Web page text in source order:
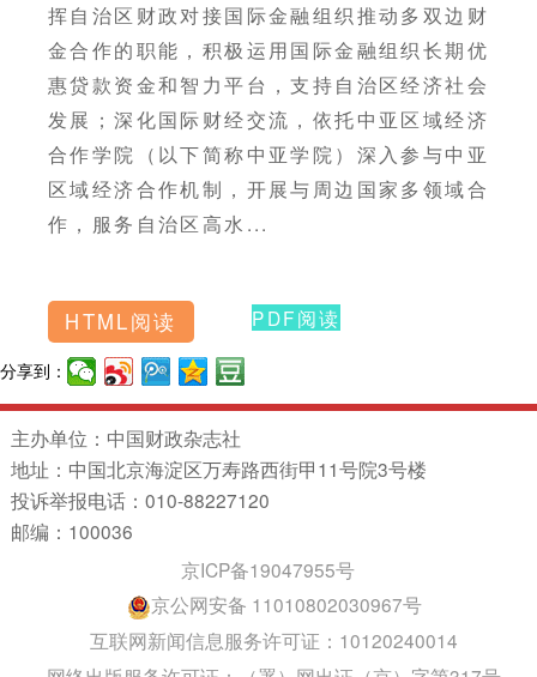
挥自治区财政对接国际金融组织推动多双边财
金合作的职能，积极运用国际金融组织长期优
惠贷款资金和智力平台，支持自治区经济社会
发展；深化国际财经交流，依托中亚区域经济
合作学院（以下简称中亚学院）深入参与中亚
区域经济合作机制，开展与周边国家多领域合
作，服务自治区高水...
HTML阅读 PDF阅读
分享到：
主办单位：中国财政杂志社
地址：中国北京海淀区万寿路西街甲11号院3号楼
投诉举报电话：010-88227120
邮编：100036
京ICP备19047955号
京公网安备 11010802030967号
互联网新闻信息服务许可证：10120240014